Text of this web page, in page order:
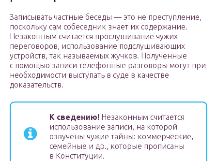
Записывать частные беседы — это не преступление,
поскольку сам собеседник знает их содержание.
Незаконным считается прослушивание чужих
переговоров, использование подслушивающих
устройств, так называемых жучков. Полученные
с помощью записи телефонные разговоры могут при
необходимости выступать в суде в качестве
доказательств.
К сведению! Незаконным считается
использование записи, на которой
озвучены чужие тайны: коммерческие,
семейные и др., которые прописаны
в Конституции.